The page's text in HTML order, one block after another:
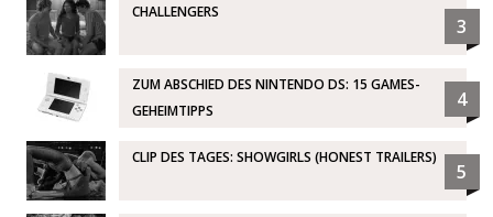
CHALLENGERS
3
ZUM ABSCHIED DES NINTENDO DS: 15 GAMES-
GEHEIMTIPPS
4
CLIP DES TAGES: SHOWGIRLS (HONEST TRAILERS)
5